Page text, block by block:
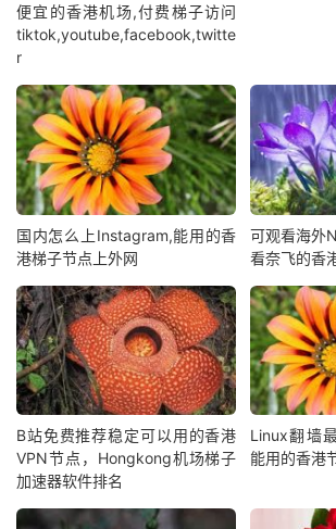
便宜的香港机场,付费梯子访问
tiktok,youtube,facebook,twitte
r
国内怎么上Instagram,能用的香
港梯子节点上外网
可观看海外
看奈飞的香
B站免费推荐稳定可以用的香港
VPN节点，Hongkong机场梯子
加速器软件排名
Linux翻墙
能用的香港